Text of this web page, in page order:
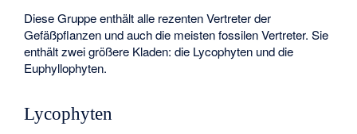
Diese Gruppe enthält alle rezenten Vertreter der
Gefäßpflanzen und auch die meisten fossilen Vertreter. Sie
enthält zwei größere Kladen: die Lycophyten und die
Euphyllophyten.
Lycophyten